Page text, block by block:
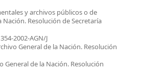
y archivos públicos o de
Resolución de Secretaría
2002-AGN/J
General de la Nación. Resolución
de la Nación. Resolución